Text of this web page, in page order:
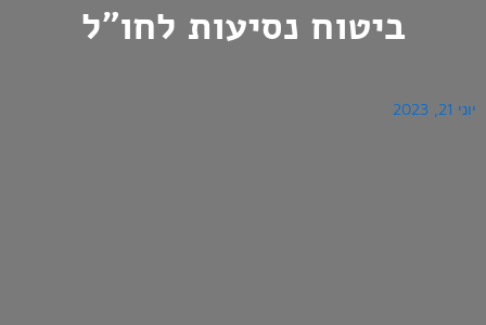
ביטוח נסיעות לחו"ל
יוני 21, 2023